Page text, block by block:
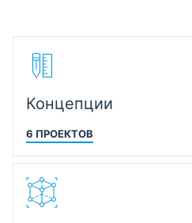
Концепции
6 ПРОЕКТОВ